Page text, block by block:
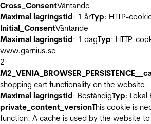
Cross_ConsentVäntande
Maximal lagringstid: 1 årTyp: HTTP-
Initial_ConsentVäntande
Maximal lagringstid: 1 dagTyp: HTTP-
www.garnius.se
2
shopping cart functionality on the website.
Maximal lagringstid: BeständigTyp: Lokal
private_content_versionThis cookie is
function. A cache is used by the website